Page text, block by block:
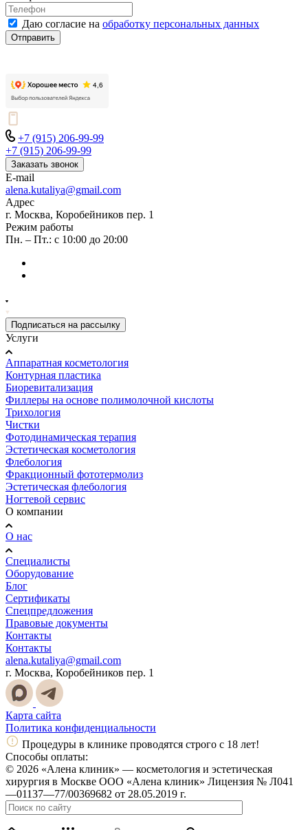
Даю согласие на обработку персональных данных
Отправить
+7 (915) 206-99-99
+7 (915) 206-99-99
Заказать звонок
E-mail
alena.kutaliya@gmail.com
Адрес
г. Москва, Коробейников пер. 1
Режим работы
Пн. – Пт.: с 10:00 до 20:00
Подписаться на рассылку
Услуги
Аппаратная косметология
Контурная пластика
Биоревитализация
Филлеры на основе полимолочной кислоты
Трихология
Чистки
Фотодинамическая терапия
Эстетическая косметология
Флебология
Фракционный фототермолиз
Эстетическая флебология
Ногтевой сервис
О компании
О нас
Специалисты
Оборудование
Блог
Сертификаты
Спецпредложения
Правовые документы
Контакты
Контакты
alena.kutaliya@gmail.com
г. Москва, Коробейников пер. 1
Карта сайта
Политика конфиденциальности
Процедуры в клинике проводятся строго с 18 лет!
Способы оплаты:
© 2026 «Алена клиник» — косметология и эстетическая
хирургия в Москве ООО «Алена клиник» Лицензия № Л041
—01137—77/00369682 от 28.05.2019 г.